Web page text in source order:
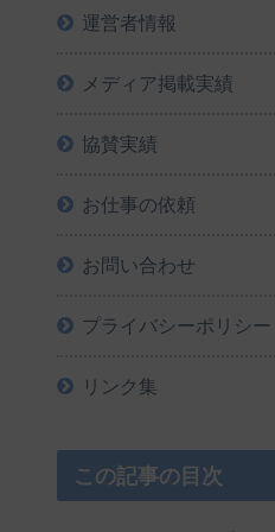
運営者情報
メディア掲載実績
協賛実績
お仕事の依頼
お問い合わせ
プライバシーポリシー
リンク集
この記事の目次